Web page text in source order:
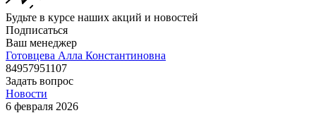
Будьте в курсе наших акций и новостей
Подписаться
Ваш менеджер
Готовцева Алла Константиновна
84957951107
Задать вопрос
Новости
6 февраля 2026